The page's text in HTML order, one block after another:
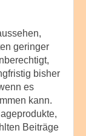
geringer
bisher
es
kann.
Beiträge